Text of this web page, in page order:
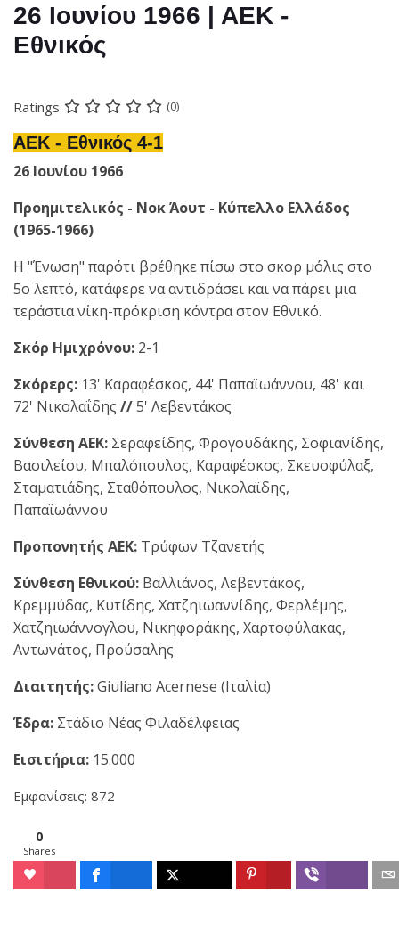
26 Ιουνίου 1966 | ΑΕΚ -
Εθνικός
Ratings (0)
ΑΕΚ - Εθνικός 4-1
26 Ιουνίου 1966
Προημιτελικός - Νοκ Άουτ - Κύπελλο Ελλάδος
(1965-1966)
Η "Ένωση" παρότι βρέθηκε πίσω στο σκορ μόλις στο
5ο λεπτό, κατάφερε να αντιδράσει και να πάρει μια
τεράστια νίκη-πρόκριση κόντρα στον Εθνικό.
Σκόρ Ημιχρόνου: 2-1
Σκόρερς: 13' Καραφέσκος, 44' Παπαϊωάννου, 48' και
72' Νικολαΐδης //5' Λεβεντάκος
Σύνθεση ΑΕΚ: Σεραφείδης, Φρογουδάκης, Σοφιανίδης,
Βασιλείου, Μπαλόπουλος, Καραφέσκος, Σκευοφύλαξ,
Σταματιάδης, Σταθόπουλος, Νικολαϊδης,
Παπαϊωάννου
Προπονητής ΑΕΚ: Τρύφων Τζανετής
Σύνθεση Εθνικού: Βαλλιάνος, Λεβεντάκος,
Κρεμμύδας, Κυτίδης, Χατζηιωαννίδης, Φερλέμης,
Χατζηιωάννογλου, Νικηφοράκης, Χαρτοφύλακας,
Αντωνάτος, Προύσαλης
Διαιτητής:Giuliano Acernese (Ιταλία)
Έδρα: Στάδιο Νέας Φιλαδέλφειας
Εισιτήρια: 15.000
Εμφανίσεις: 872
0
Shares